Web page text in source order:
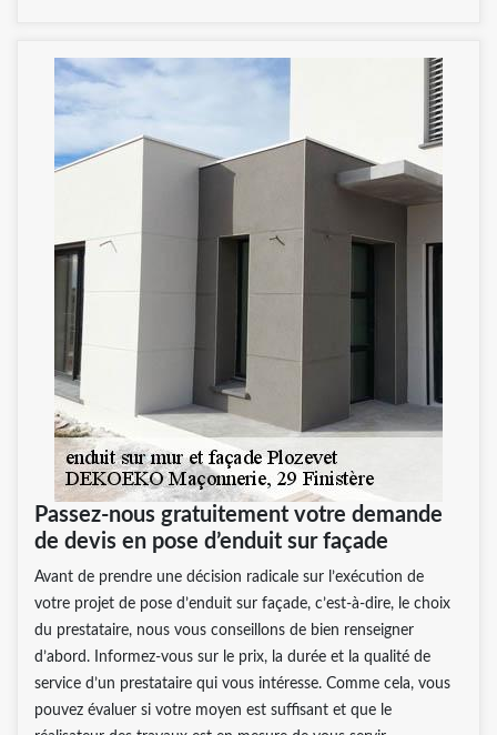
Passez-nous gratuitement votre demande
de devis en pose d’enduit sur façade
Avant de prendre une décision radicale sur l’exécution de
votre projet de pose d’enduit sur façade, c’est-à-dire, le choix
du prestataire, nous vous conseillons de bien renseigner
d’abord. Informez-vous sur le prix, la durée et la qualité de
service d’un prestataire qui vous intéresse. Comme cela, vous
pouvez évaluer si votre moyen est suffisant et que le